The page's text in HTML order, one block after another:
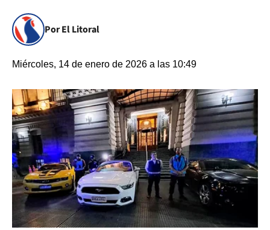
Por El Litoral
Miércoles, 14 de enero de 2026 a las 10:49